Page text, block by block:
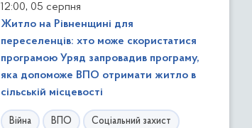
12:00, 05 серпня
Житло на Рівненщині для
переселенців: хто може скористатися
програмою Уряд запровадив програму,
яка допоможе ВПО отримати житло в
сільській місцевості
Війна ВПО Соціальний захист